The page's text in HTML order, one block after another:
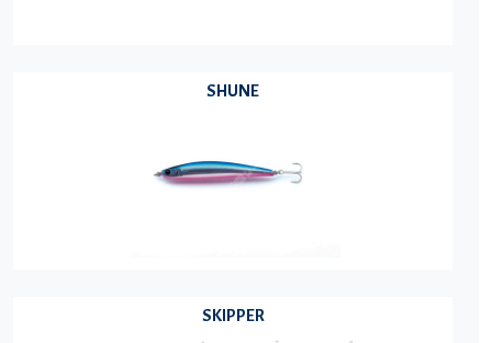
SHUNE
SKIPPER